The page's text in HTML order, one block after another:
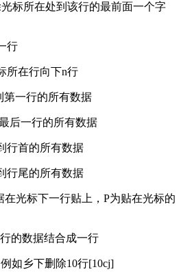
标所在处到该行的最前面一个字
行
所在行向下n行
第一行的所有数据
后一行的所有数据
行首的所有数据
行尾的所有数据
在光标下一行贴上，P为贴在光标的
的数据结合成一行
如乡下删除10行[10cj]